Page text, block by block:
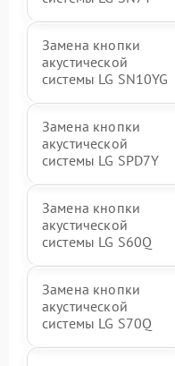
Замена кнопки
акустической
системы LG SN10YG
Замена кнопки
акустической
системы LG SPD7Y
Замена кнопки
акустической
системы LG S60Q
Замена кнопки
акустической
системы LG S70Q